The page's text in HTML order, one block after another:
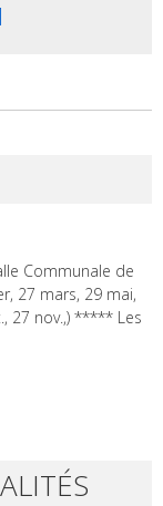
Communale de
27 mars, 29 mai,
27 nov.,) ***** Les